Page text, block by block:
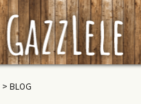
> BLOG